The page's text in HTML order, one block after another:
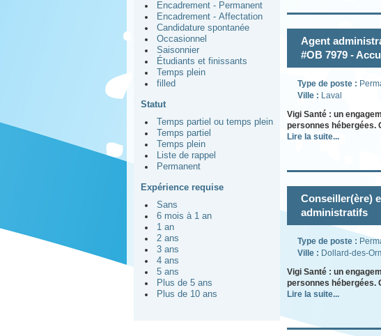
Encadrement - Permanent
Encadrement - Affectation
Candidature spontanée
Occasionnel
Saisonnier
Étudiants et finissants
Temps plein
filled
Statut
Temps partiel ou temps plein
Temps partiel
Temps plein
Liste de rappel
Permanent
Expérience requise
Sans
6 mois à 1 an
1 an
2 ans
3 ans
4 ans
5 ans
Plus de 5 ans
Plus de 10 ans
Agent
#OB 7979 -
Type de poste :
Ville : Laval
Vigi Santé : un
personnes hébergées.
Lire la suite...
Conseiller(ère)
administratifs
Type de poste :
Ville : Dollard-des-
Vigi Santé : un
personnes hébergées.
Lire la suite...